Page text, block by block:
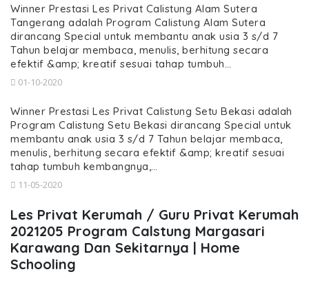
Winner Prestasi Les Privat Calistung Alam Sutera
Tangerang adalah Program Calistung Alam Sutera
dirancang Special untuk membantu anak usia 3 s/d 7
Tahun belajar membaca, menulis, berhitung secara
efektif &amp; kreatif sesuai tahap tumbuh…
01-10-2020
Winner Prestasi Les Privat Calistung Setu Bekasi adalah
Program Calistung Setu Bekasi dirancang Special untuk
membantu anak usia 3 s/d 7 Tahun belajar membaca,
menulis, berhitung secara efektif &amp; kreatif sesuai
tahap tumbuh kembangnya,…
11-05-2020
Les Privat Kerumah / Guru Privat Kerumah
2021205 Program Calstung Margasari
Karawang Dan Sekitarnya | Home
Schooling